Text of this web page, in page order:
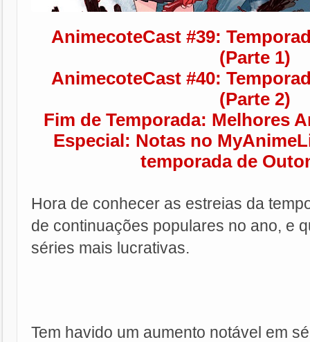
AnimecoteCast #39:
(Parte 1)
AnimecoteCast #40:
(Parte 2)
Fim de Temporada: Melhores
Especial: Notas no
temporada de
Hora de conhecer as estreias da
de continuações populares no ano, e
séries mais lucrativas.
Tem havido um aumento notável em